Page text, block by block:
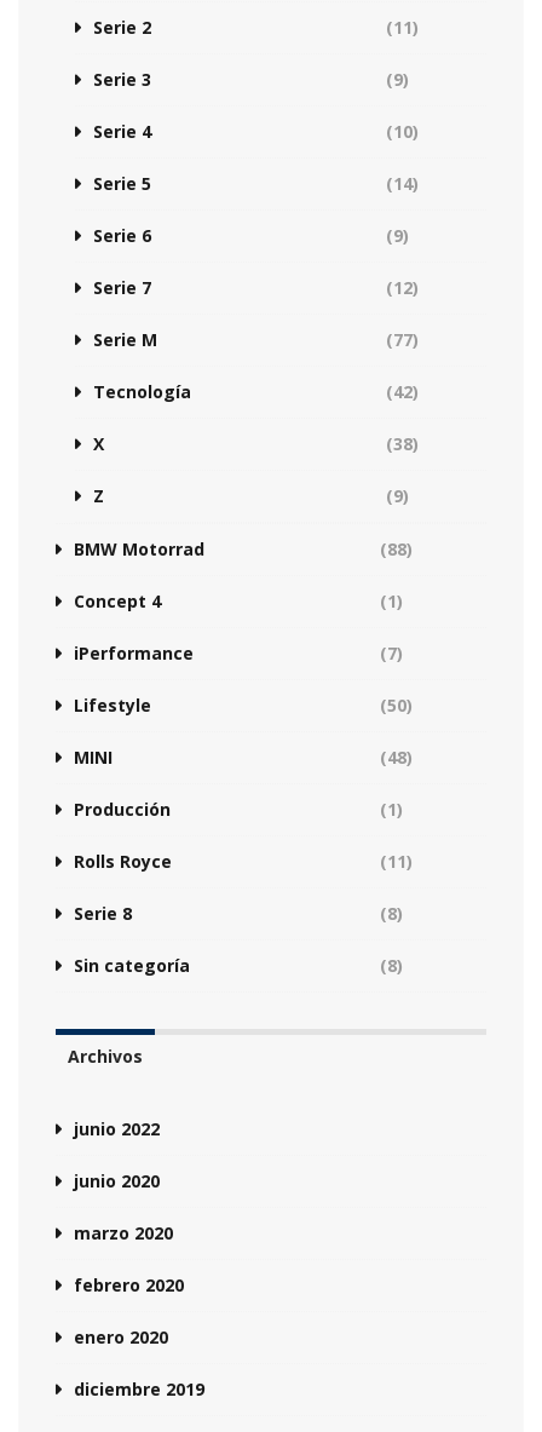
Serie 2 (11)
Serie 3 (9)
Serie 4 (10)
Serie 5 (14)
Serie 6 (9)
Serie 7 (12)
Serie M (77)
Tecnología (42)
X (38)
Z (9)
BMW Motorrad (88)
Concept 4 (1)
iPerformance (7)
Lifestyle (50)
MINI (48)
Producción (1)
Rolls Royce (11)
Serie 8 (8)
Sin categoría (8)
Archivos
junio 2022
junio 2020
marzo 2020
febrero 2020
enero 2020
diciembre 2019